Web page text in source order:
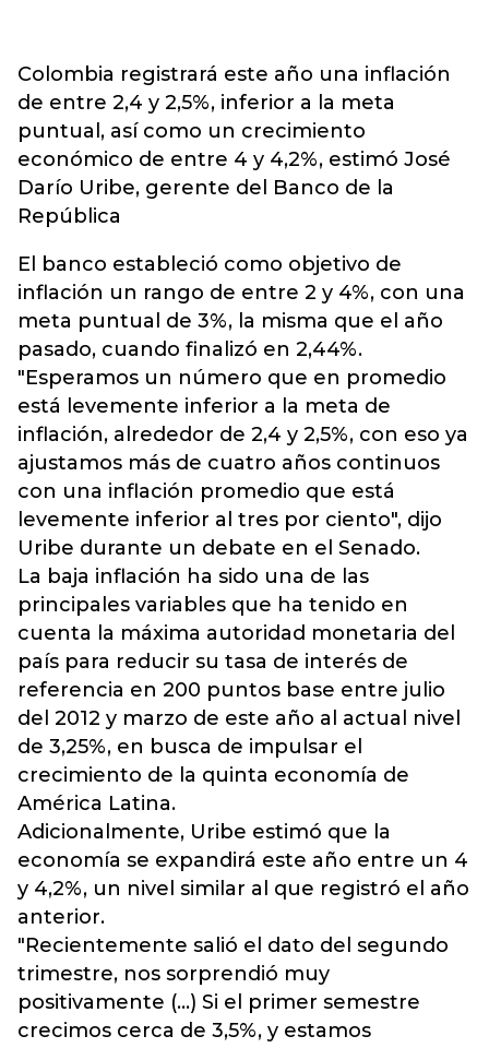
Colombia registrará este año una inflación
de entre 2,4 y 2,5%, inferior a la meta
puntual, así como un crecimiento
económico de entre 4 y 4,2%, estimó José
Darío Uribe, gerente del Banco de la
República
El banco estableció como objetivo de
inflación un rango de entre 2 y 4%, con una
meta puntual de 3%, la misma que el año
pasado, cuando finalizó en 2,44%.
"Esperamos un número que en promedio
está levemente inferior a la meta de
inflación, alrededor de 2,4 y 2,5%, con eso ya
ajustamos más de cuatro años continuos
con una inflación promedio que está
levemente inferior al tres por ciento", dijo
Uribe durante un debate en el Senado.
La baja inflación ha sido una de las
principales variables que ha tenido en
cuenta la máxima autoridad monetaria del
país para reducir su tasa de interés de
referencia en 200 puntos base entre julio
del 2012 y marzo de este año al actual nivel
de 3,25%, en busca de impulsar el
crecimiento de la quinta economía de
América Latina.
Adicionalmente, Uribe estimó que la
economía se expandirá este año entre un 4
y 4,2%, un nivel similar al que registró el año
anterior.
"Recientemente salió el dato del segundo
trimestre, nos sorprendió muy
positivamente (...) Si el primer semestre
crecimos cerca de 3,5%, y estamos